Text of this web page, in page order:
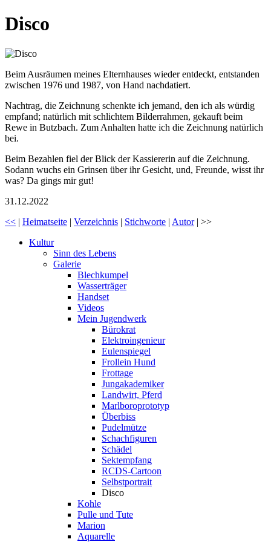
Disco
Beim Ausräumen meines Elternhauses wieder entdeckt, entstanden
zwischen 1976 und 1987, von Hand nachdatiert.
Nachtrag, die Zeichnung schenkte ich jemand, den ich als würdig
empfand; natürlich mit schlichtem Bilderrahmen, gekauft beim
Rewe in Butzbach. Zum Anhalten hatte ich die Zeichnung natürlich
bei.
Beim Bezahlen fiel der Blick der Kassiererin auf die Zeichnung.
Sodann wuchs ein Grinsen über ihr Gesicht, und, Freunde, wisst ihr
was? Da gings mir gut!
31.12.2022
<< | Heimatseite | Verzeichnis | Stichworte | Autor| >>
Kultur
Sinn des Lebens
Galerie
Blechkumpel
Wasserträger
Handset
Videos
Mein Jugendwerk
Bürokrat
Elektroingenieur
Eulenspiegel
Frollein Hund
Frottage
Jungakademiker
Landwirt, Pferd
Marlboroprototyp
Überbiss
Pudelmütze
Schachfiguren
Schädel
Sektempfang
RCDS-Cartoon
Selbstportrait
Disco
Kohle
Pulle und Tute
Marion
Aquarelle